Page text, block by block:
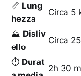
📏 Lung
hezza
Circa 5
⛰️ Disliv
ello
Circa
⏱️ Durat
2h 30